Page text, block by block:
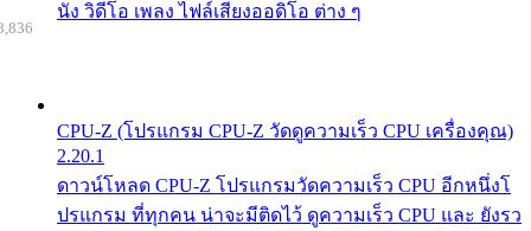
นัง วิดีโอ เพลง ไฟล์เสียงออดิโอ ต่าง ๆ
CPU-Z (โปรแกรม CPU-Z วัดดูความเร็ว CPU เครื่องคุณ)
2.20.1
ดาวน์โหลด CPU-Z โปรแกรมวัดความเร็ว CPU อีกหนึ่งโ
ปรแกรม ที่ทุกคน น่าจะมีติดไว้ ดูความเร็ว CPU และ ยังรว